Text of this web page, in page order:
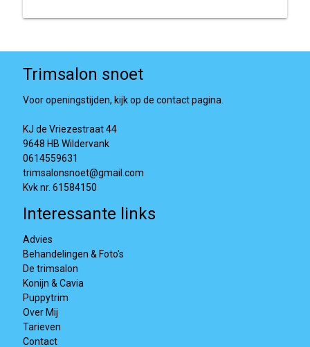
Trimsalon snoet
Voor openingstijden, kijk op de contact pagina.
KJ de Vriezestraat 44
9648 HB Wildervank
0614559631
trimsalonsnoet@gmail.com
Kvk nr. 61584150
Interessante links
Advies
Behandelingen & Foto's
De trimsalon
Konijn & Cavia
Puppytrim
Over Mij
Tarieven
Contact